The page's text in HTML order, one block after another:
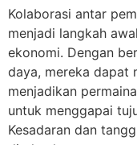
Kolaborasi antar
menjadi langkah
ekonomi. Dengan
daya, mereka dapat
menjadikan
untuk menggapai
Kesadaran dan